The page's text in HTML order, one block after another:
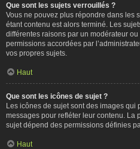
Que sont les sujets verrouillés ?
Vous ne pouvez plus répondre dans les
étant contenu est alors terminé. Les
différentes raisons par un modérateur
permissions accordées par
vos propres sujets.
Haut
Que sont les icônes de sujet ?
Les icônes de sujet sont des images qui
messages pour refléter leur contenu. La
sujet dépend des permissions définies
Haut